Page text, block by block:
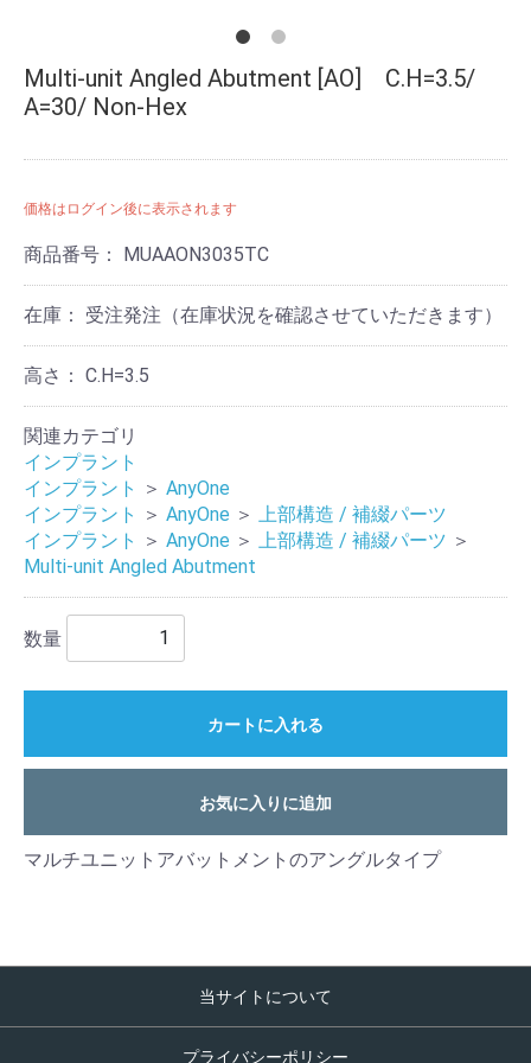
Multi-unit Angled Abutment [AO] C.H=3.5/
A=30/ Non-Hex
価格はログイン後に表示されます
商品番号： MUAAON3035TC
在庫： 受注発注（在庫状況を確認させていただきます）
高さ： C.H=3.5
関連カテゴリ
インプラント
インプラント
＞ AnyOne
インプラント
＞ AnyOne ＞
上部構造 / 補綴パーツ
インプラント
＞ AnyOne ＞ 上部構造 / 補綴パーツ ＞
Multi-unit Angled Abutment
数量
カートに入れる
お気に入りに追加
マルチユニットアバットメントのアングルタイプ
当サイトについて
プライバシーポリシー